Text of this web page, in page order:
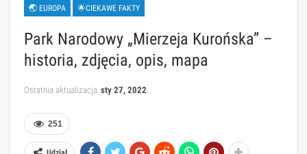
🌏 EUROPA 🌟CIEKAWE FAKTY
Park Narodowy „Mierzeja Kurońska” –
historia, zdjęcia, opis, mapa
Ostatnia aktualizacja sty 27, 2022
251